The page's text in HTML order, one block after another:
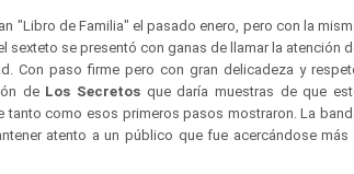
"Libro de Familia" el pasado enero, pero con la
sexteto se presentó con ganas de llamar la atención
Con paso firme pero con gran delicadeza y
de Los Secretosque daría muestras de que
tanto como esos primeros pasos mostraron. La
atento a un público que fue acercándose más